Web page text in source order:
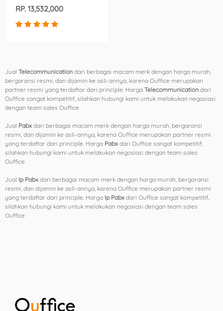
RP. 13,532,000
Jual Telecommunication dari berbagai macam merk dengan harga murah,
bergaransi resmi, dan dijamin ke asli-annya, karena Ouffice merupakan
partner resmi yang terdaftar dari principle. Harga Telecommunication dari
Ouffice sangat kompetitif, silahkan hubungi kami untuk melakukan negosiasi
dengan team sales Ouffice
Jual Pabx dari berbagai macam merk dengan harga murah, bergaransi
resmi, dan dijamin ke asli-annya, karena Ouffice merupakan partner resmi
yang terdaftar dari principle. Harga Pabx dari Ouffice sangat kompetitif,
silahkan hubungi kami untuk melakukan negosiasi dengan team sales
Ouffice
Jual Ip Pabx dari berbagai macam merk dengan harga murah, bergaransi
resmi, dan dijamin ke asli-annya, karena Ouffice merupakan partner resmi
yang terdaftar dari principle. Harga Ip Pabx dari Ouffice sangat kompetitif,
silahkan hubungi kami untuk melakukan negosiasi dengan team sales
Ouffice